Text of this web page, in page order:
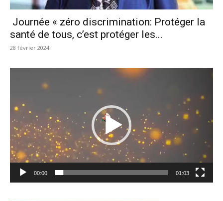
Journée « zéro discrimination: Protéger la
santé de tous, c’est protéger les...
28 février 2024
00:00 01:03